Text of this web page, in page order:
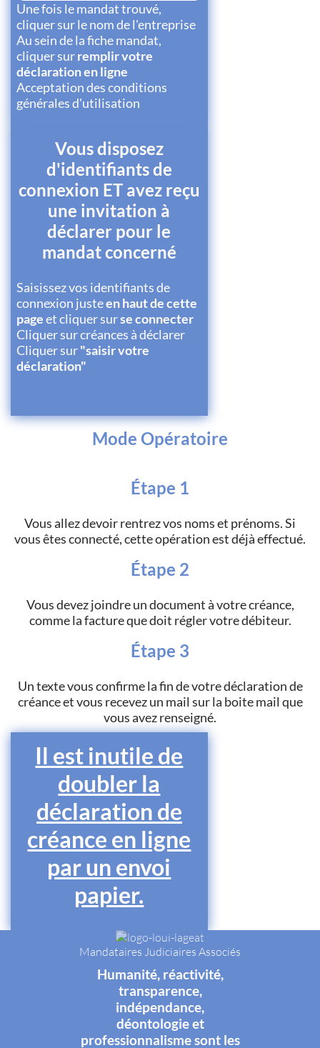
Mode Opératoire
Vous disposez
d'identifiants de
connexion ET avez reçu
une invitation à
déclarer pour le
mandat concerné
Saisissez vos identifiants de
connexion justeen haut de cette
pageet cliquer surse connecter
Cliquer sur créances à déclarer
Cliquer sur"saisir votre
déclaration"
Une fois le mandat trouvé,
cliquer sur le nom de l'entreprise
Au sein de la fiche mandat,
cliquer surremplir votre
déclaration en ligne
Acceptation des conditions
générales d'utilisation
Étape 1
Vous allez devoir rentrez vos noms et prénoms. Si
vous êtes connecté, cette opération est déjà effectué.
Étape 2
Vous devez joindre un document à votre créance,
comme la facture que doit régler votre débiteur.
Étape 3
Un texte vous confirme la fin de votre déclaration de
créance et vous recevez un mail sur la boite mail que
vous avez renseigné.
Il est inutile de
doubler la
déclaration de
créance en ligne
par un envoi
papier.
Mandataires Judiciaires Associés
Humanité, réactivité,
transparence,
indépendance,
déontologie et
professionnalisme sont les